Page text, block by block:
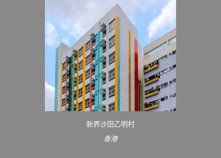
新界沙田乙明村
香港